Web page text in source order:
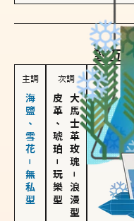
對方
主調
海鹽、雪花－無私型
次調
皮革、琥珀
－
玩樂型
大馬士革玫瑰
－
浪漫型